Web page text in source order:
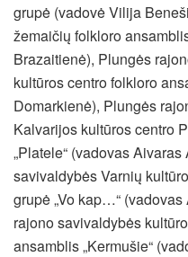
grupė (vadovė Vilija
žemaičių folkloro
Brazaitienė), Plungės
kultūros centro folkloro
Domarkienė), Plungės
Kalvarijos kultūros centro
„Platele“ (vadovas
savivaldybės Varnių
grupė „Vo kap…“
rajono savivaldybės
ansamblis „Kermušie“